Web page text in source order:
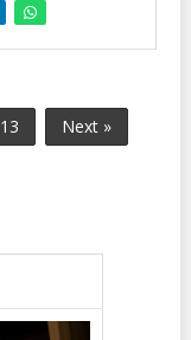
13 Next »